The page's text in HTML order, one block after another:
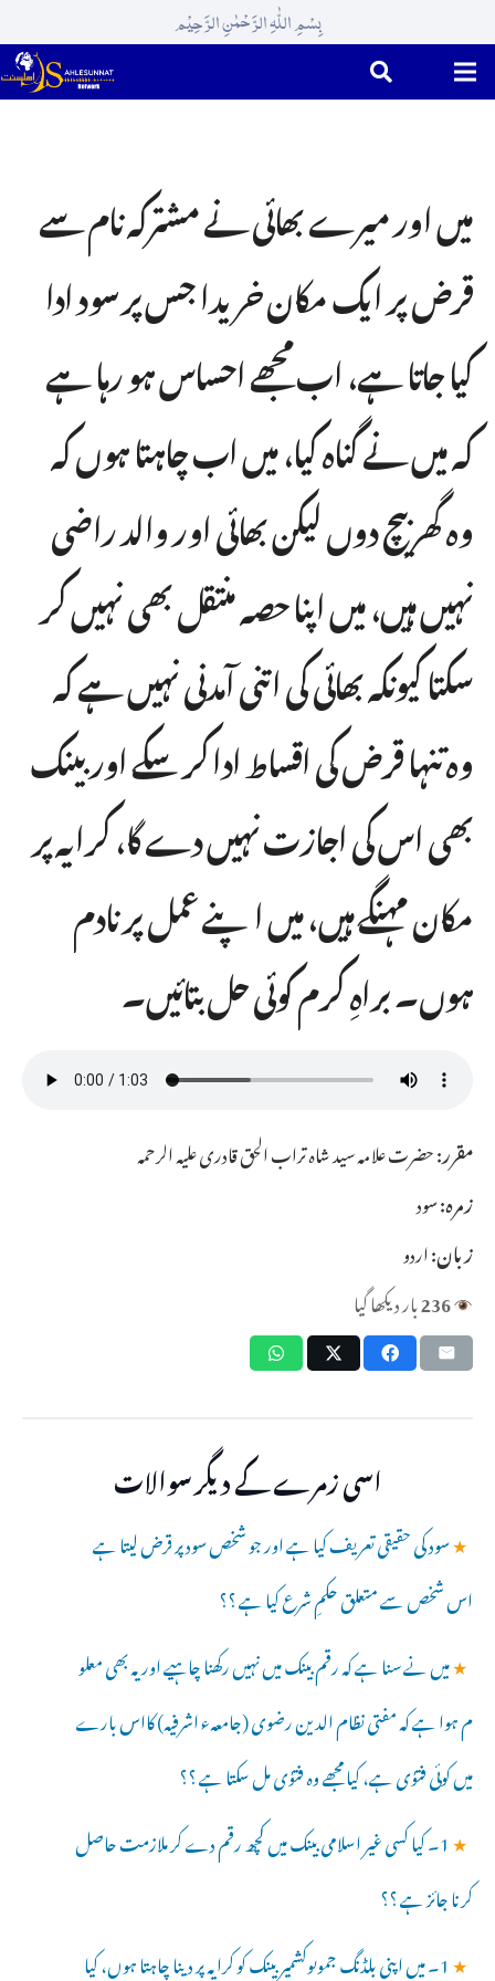
بِسْمِ اللّٰہِ الرَّحْمٰنِ الرَّحِیْم
میں اور میرے بھائی نے مشترکہ نام سے
قرض پر ایک مکان خریدا جس پر سود ادا
کیا جاتا ہے، اب مجھے احساس ہو رہا ہے
کہ میں نے گناہ کیا، میں اب چاہتا ہوں کہ
وہ گھر بیچ دوں لیکن بھائی اور والد راضی
نہیں ہیں، میں اپنا حصہ منتقل بھی نہیں کر
سکتا کیونکہ بھائی کی اتنی آمدنی نہیں ہے کہ
وہ تنہا قرض کی اقساط ادا کر سکے اور بینک
بھی اس کی اجازت نہیں دے گا، کرایہ پر
مکان مہنگے ہیں، میں اپنے عمل پر نادم
ہوں۔ براہِ کرم کوئی حل بتائیں۔
مقرر:حضرت علامہ سید شاہ تراب الحق قادری علیہ الرحمہ
زمرہ:سود
زبان:اردو
236بار دیکھا گیا
اسی زمرے کے دیگر سوالات
★سود کی حقیقی تعریف کیا ہے اور جو شخص سود پر قرض لیتا ہے
اس شخص سے متعلق حکمِ شرع کیا ہے ؟؟
★میں نے سنا ہے کہ رقم بینک میں نہیں رکھنا چاہیے اور یہ بھی معلو
م ہوا ہے کہ مفتی نظام الدین رضوی (جامعہء اشرفیہ) کااس بارے
میں کوئی فتوٰی ہے، کیا مجھے وہ فتوٰی مل سکتا ہے ؟؟
★ 1۔ کیا کسی غیر اسلامی بینک میں کچھ رقم دے کر ملازمت حاصل
کرنا جائز ہے ؟؟
★ 1۔ میں اپنی بلڈنگ جموںوکشمیر بینک کو کرایہ پر دینا چاہتا ہوں، کیا